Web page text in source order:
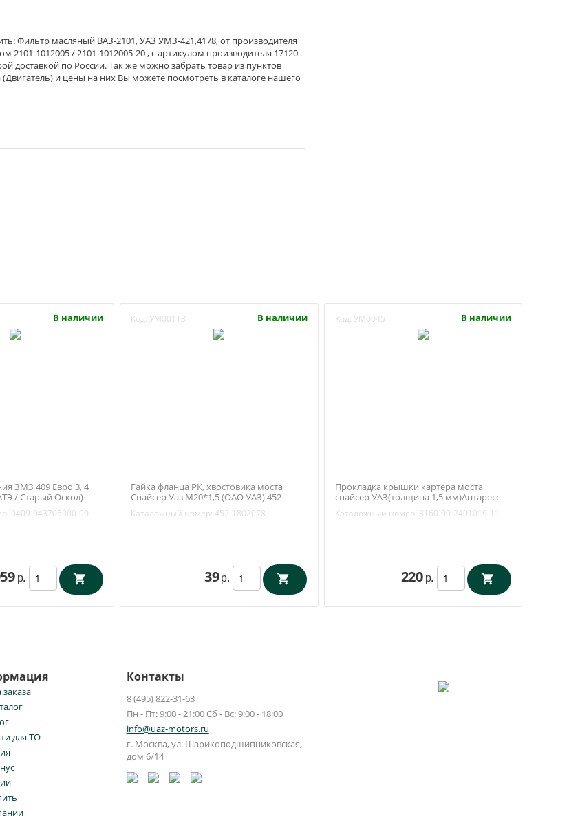
Фильтр масляный ВАЗ-2101, УАЗ УМЗ-421,4178, от производителя
1012005 / 2101-1012005-20 , с артикулом производителя 17120 .
доставкой по России. Так же можно забрать товар из пунктов
и цены на них Вы можете посмотреть в каталоге нашего
В наличии
ЗМЗ 409 Евро 3, 4
/ Старый Оскол)
0409-043705000-00
р.
Код: УМ00118 В наличии
Гайка фланца РК, хвостовика моста
Спайсер Уаз М20*1,5 (ОАО УАЗ) 452-
Каталожный номер: 452-1802078
39 р.
Код: УМ0045 В наличии
Прокладка крышки картера моста
спайсер УАЗ(толщина 1,5 мм)Антаресс
Каталожный номер: 3160-00-2401019-11
220 р.
для ТО
Контакты
8 (495) 822-31-63
Пн - Пт: 9:00 - 21:00 Сб - Вс: 9:00 - 18:00
info@uaz-motors.ru
г. Москва, ул. Шарикоподшипниковская,
дом 6/14